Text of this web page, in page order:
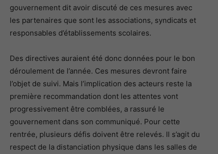
gouvernement dit avoir discuté de ces mesures avec
les partenaires que sont les associations, syndicats et
responsables d’établissements scolaires.
Des directives auraient été donc données pour le bon
déroulement de l’année. Ces mesures devront faire
l’objet de suivi. Mais l’implication des acteurs reste la
première recommandation dont les attentes vont
progressivement être comblées, a rassuré le
gouvernement dans son communiqué. Pour cette
rentrée, plusieurs défis doivent être relevés. Il s’agit du
respect de la distanciation physique dans les salles de